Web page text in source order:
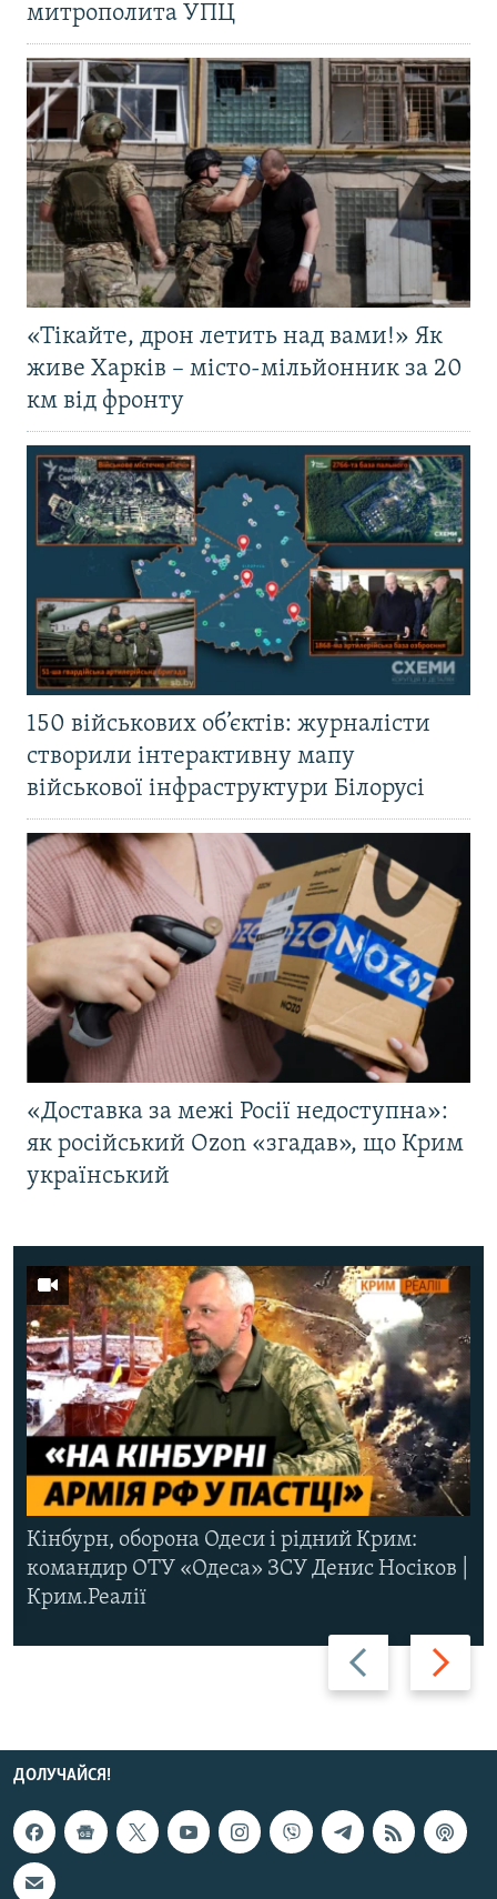
митрополита УПЦ
«Тікайте, дрон летить над вами!» Як
живе Харків – місто-мільйонник за 20
км від фронту
150 військових об’єктів: журналісти
створили інтерактивну мапу
військової інфраструктури Білорусі
«Доставка за межі Росії недоступна»:
як російський Ozon «згадав», що Крим
український
Назад Вперед
Кінбурн, оборона Одеси і рідний Крим:
командир ОТУ «Одеса» ЗСУ Денис Носіков |
Крим.Реалії
ДОЛУЧАЙСЯ!